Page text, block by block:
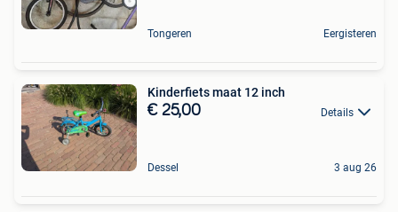
Tongeren Eergisteren
Kinderfiets maat 12 inch
€ 25,00 Details
Dessel 3 aug 26